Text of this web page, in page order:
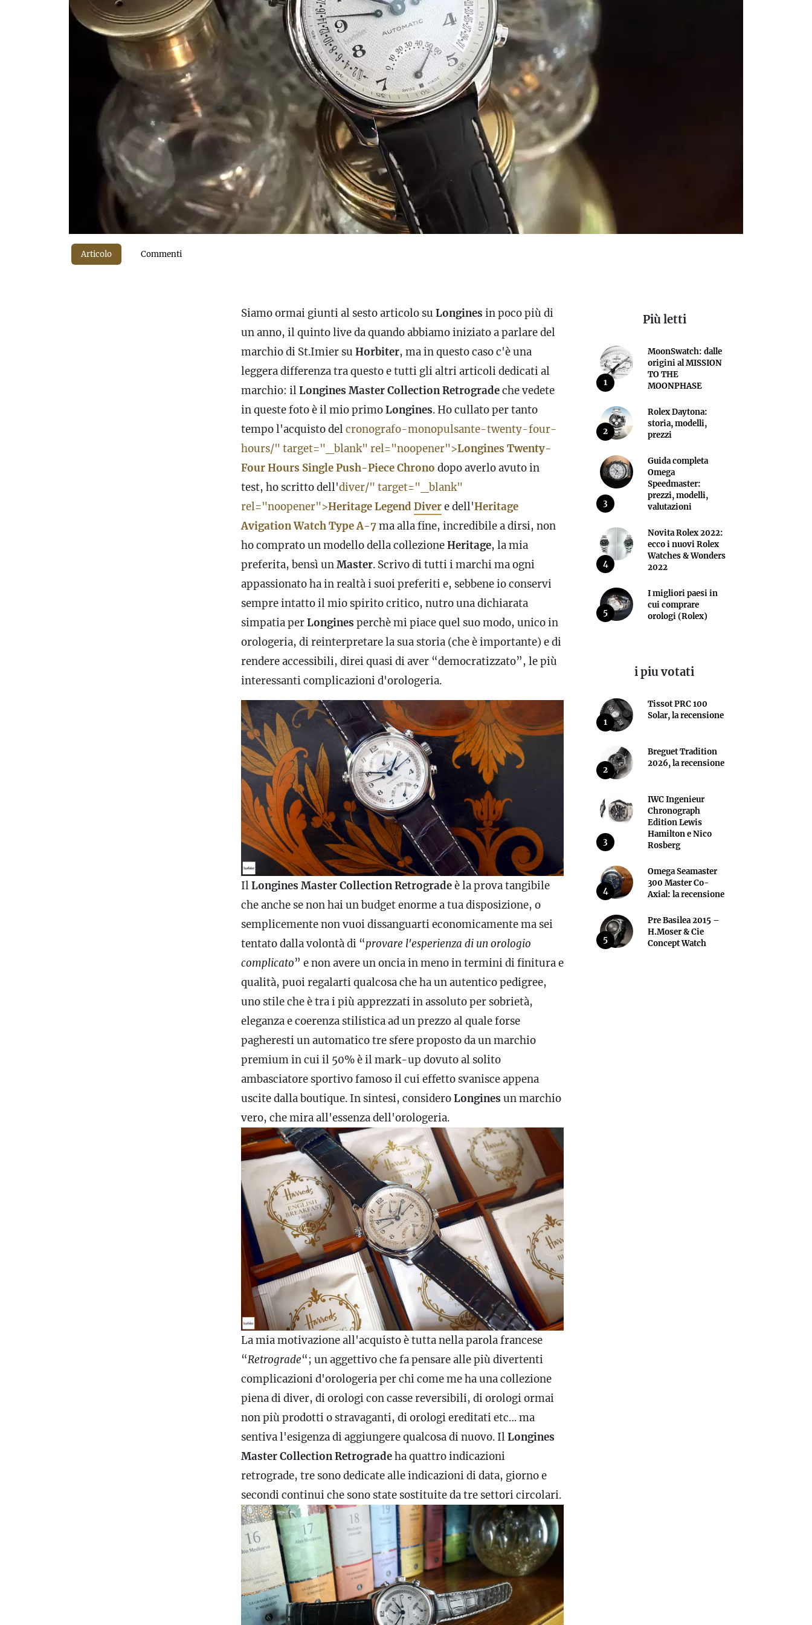
Articolo Commenti
Siamo ormai giunti al sesto articolo su Longines in poco più di
un anno, il quinto live da quando abbiamo iniziato a parlare del
marchio di St.Imier su Horbiter, ma in questo caso c'è una
leggera differenza tra questo e tutti gli altri articoli dedicati al
marchio: ilLongines Master Collection Retrogradeche vedete
in queste foto è il mio primoLongines. Ho cullato per tanto
tempo l'acquisto delcronografo-monopulsante-twenty-four-
hours/" target="_blank" rel="noopener">Longines Twenty-
Four Hours Single Push-Piece Chrono dopo averlo avuto in
test, ho scritto dell'diver/" target="_blank"
rel="noopener">Heritage Legend Divere dell'Heritage
Avigation Watch Type A-7ma alla fine, incredibile a dirsi, non
ho comprato un modello della collezioneHeritage, la mia
preferita, bensì unMaster. Scrivo di tutti i marchi ma ogni
appassionato ha in realtà i suoi preferiti e, sebbene io conservi
sempre intatto il mio spirito critico, nutro una dichiarata
simpatia perLongines perchè mi piace quel suo modo, unico in
orologeria, di reinterpretare la sua storia (che è importante) e di
rendere accessibili, direi quasi di aver “democratizzato”, le più
interessanti complicazioni d'orologeria.
IlLongines Master Collection Retrogradeè la prova tangibile
che anche se non hai un budget enorme a tua disposizione, o
semplicemente non vuoi dissanguarti economicamente ma sei
tentato dalla volontà di “provare l'esperienza di un orologio
complicato” e non avere un oncia in meno in termini di finitura e
qualità, puoi regalarti qualcosa che ha un autentico pedigree,
uno stile che è tra i più apprezzati in assoluto per sobrietà,
eleganza e coerenza stilistica ad un prezzo al quale forse
pagheresti un automatico tre sfere proposto da un marchio
premium in cui il 50% è il mark-up dovuto al solito
ambasciatore sportivo famoso il cui effetto svanisce appena
uscite dalla boutique. In sintesi, consideroLongines un marchio
vero, che mira all'essenza dell'orologeria.
La mia motivazione all'acquisto è tutta nella parola francese
“Retrograde“; un aggettivo che fa pensare alle più divertenti
complicazioni d'orologeria per chi come me ha una collezione
piena di diver, di orologi con casse reversibili, di orologi ormai
non più prodotti o stravaganti, di orologi ereditati etc… ma
sentiva l'esigenza di aggiungere qualcosa di nuovo. IlLongines
Master Collection Retrogradeha quattro indicazioni
retrograde, tre sono dedicate alle indicazioni di data, giorno e
secondi continui che sono state sostituite da tre settori circolari.
Più letti
1
MoonSwatch: dalle
origini al MISSION
TO THE
MOONPHASE
2
Rolex Daytona:
storia, modelli,
prezzi
3
Guida completa
Omega
Speedmaster:
prezzi, modelli,
valutazioni
4
Novita Rolex 2022:
ecco i nuovi Rolex
Watches & Wonders
2022
5
I migliori paesi in
cui comprare
orologi (Rolex)
i piu votati
1
Tissot PRC 100
Solar, la recensione
2
Breguet Tradition
2026, la recensione
3
IWC Ingenieur
Chronograph
Edition Lewis
Hamilton e Nico
Rosberg
4
Omega Seamaster
300 Master Co-
Axial: la recensione
5
Pre Basilea 2015 –
H.Moser & Cie
Concept Watch